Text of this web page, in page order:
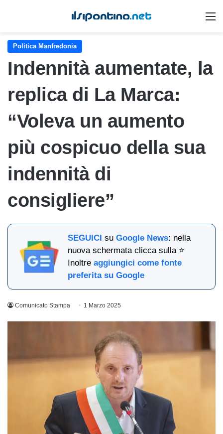
Politica Manfredonia
Indennità aumentate, la
replica di La Marca:
“Voleva un aumento
più cospicuo della sua
indennità di
consigliere”
SEGUICI suGoogle News: nella
nuova schermata clicca sulla ⭐
Inoltreaggiungici come fonte
preferita su Google
Comunicato Stampa 1 Marzo 2025